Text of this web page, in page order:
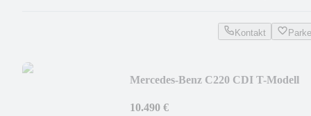
Kontakt
Mercedes-Benz C220 CDI T-Modell
10.490 €